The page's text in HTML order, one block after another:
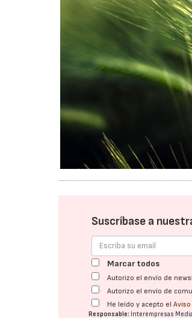
Suscríbase a
Marcar todos
Autorizo el envío de
Autorizo el envío de
He leído y acepto elAviso
Responsable: Interempresas